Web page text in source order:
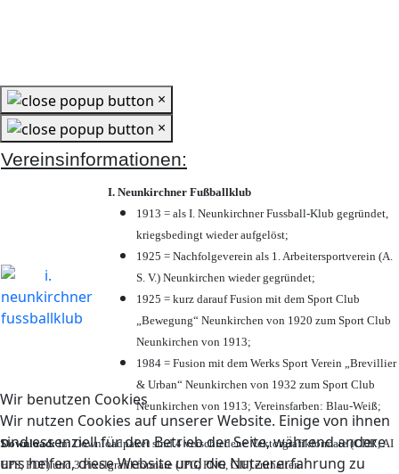
Wir benutzen Cookies
Wir nutzen Cookies auf unserer Website. Einige von ihnen
sind essenziell für den Betrieb der Seite, während andere
uns helfen, diese Website und die Nutzererfahrung zu
×
×
Vereinsinformationen:
I. Neunkirchner Fußballklub
1913 = als I. Neunkirchner Fussball-Klub gegründet,
kriegsbedingt wieder aufgelöst;
1925 = Nachfolgeverein als 1. Arbeitersportverein (A.
S. V.) Neunkirchen wieder gegründet;
1925 = kurz darauf Fusion mit dem Sport Club
„Bewegung“ Neunkirchen von 1920 zum Sport Club
Neunkirchen von 1913;
1984 = Fusion mit dem Werks Sport Verein „Brevillier
& Urban“ Neunkirchen von 1932 zum Sport Club
Neunkirchen von 1913; Vereinsfarben: Blau-Weiß;
Download:Im Downloadpaket sind 4 verschiedene Vektorgrafikformate (CDR, AI
EPS, PDF) und 3 Pixelgrafikformate (JPG, PNG, GIF) enthalten.